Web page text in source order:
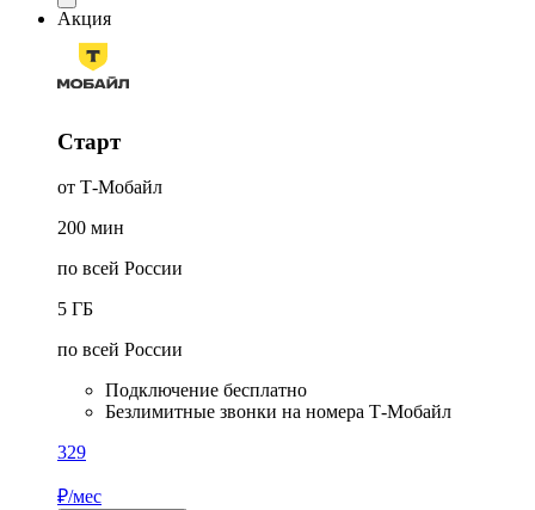
Акция
Старт
от Т-Мобайл
200 мин
по всей России
5 ГБ
по всей России
Подключение бесплатно
Безлимитные звонки на номера Т-Мобайл
329
₽/мес